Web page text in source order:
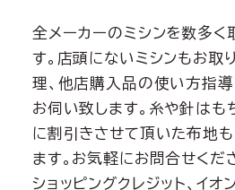
全メーカーのミシンを数多く
す。店頭にないミシンもお取
理、他店購入品の使い方指
お伺い致します。糸や針はも
に割引きさせて頂いた布地
ます。お気軽にお問合せくだ
ショッピングクレジット、イオ